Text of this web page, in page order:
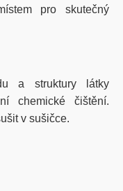
pro skutečný
a struktury látky
chemické čištění.
v sušičce.